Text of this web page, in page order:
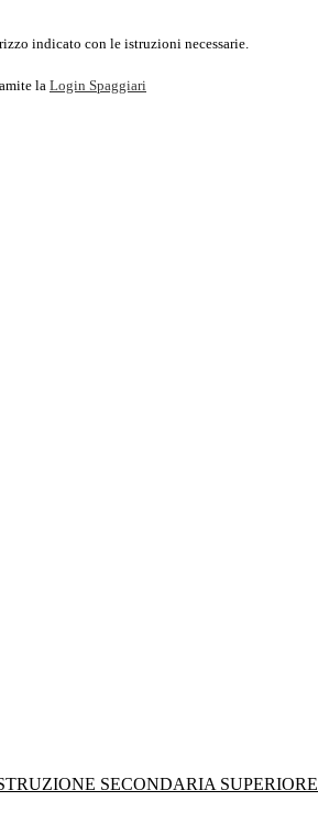
indicato con le istruzioni necessarie.
la Login Spaggiari
SECONDARIA SUPERIORE